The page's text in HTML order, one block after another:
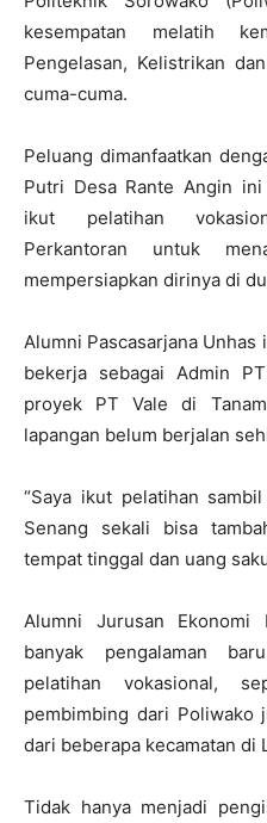
kesempatan melatih
Pengelasan, Kelistrikan
cuma-cuma.
Peluang dimanfaatkan
Putri Desa Rante Angin
ikut pelatihan
Perkantoran untuk
mempersiapkan dirinya di
Alumni Pascasarjana
bekerja sebagai Admin
proyek PT Vale di
lapangan belum berjalan
“Saya ikut pelatihan
Senang sekali bisa
tempat tinggal dan uang
Alumni Jurusan Ekonomi
banyak pengalaman
pelatihan vokasional,
pembimbing dari Poliwako
dari beberapa kecamatan di
Tidak hanya menjadi